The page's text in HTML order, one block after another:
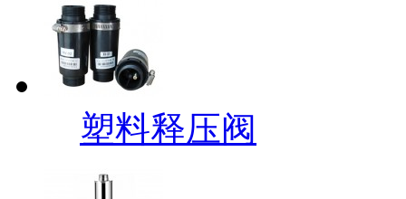
塑料释压阀